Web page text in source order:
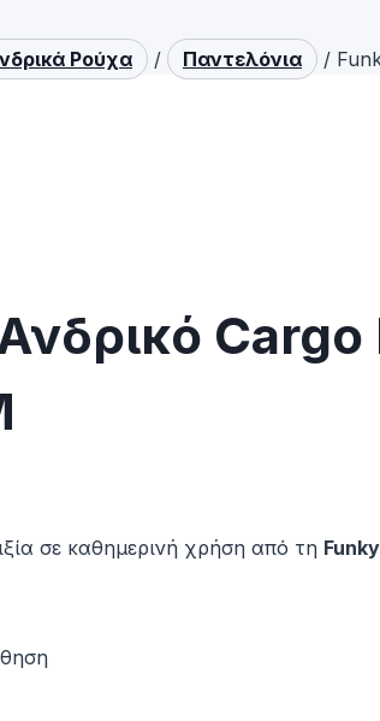
Ρούχα / Παντελόνια /
σε καθημερινή χρήση από τη